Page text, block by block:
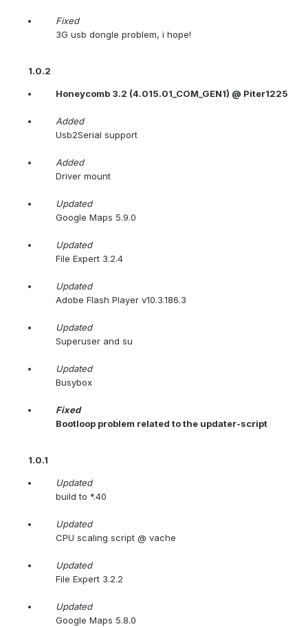
Fixed
3G usb dongle problem, i hope!
1.0.2
Honeycomb 3.2 (4.015.01_COM_GEN1) @ Piter1225
Added
Usb2Serial support
Added
Driver mount
Updated
Google Maps 5.9.0
Updated
File Expert 3.2.4
Updated
Adobe Flash Player v10.3.186.3
Updated
Superuser and su
Updated
Busybox
Fixed
Bootloop problem related to the updater-script
1.0.1
Updated
build to *.40
Updated
CPU scaling script @ vache
Updated
File Expert 3.2.2
Updated
Google Maps 5.8.0